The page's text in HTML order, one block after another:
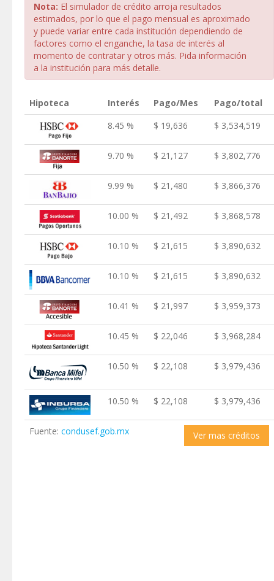
Nota: El simulador de crédito arroja resultados
estimados, por lo que el pago mensual es aproximado
y puede variar entre cada institución dependiendo de
factores como el enganche, la tasa de interés al
momento de contratar y otros más. Pida información
a la institución para más detalle.
Hipoteca Interés Pago/Mes
Pago/total
8.45 %
$ 19,636 $ 3,534,519
9.70 % $ 21,127 $ 3,802,776
9.99 % $ 21,480 $ 3,866,376
10.00 % $ 21,492 $ 3,868,578
10.10 % $ 21,615 $ 3,890,632
10.10 % $ 21,615 $ 3,890,632
10.41 % $ 21,997 $ 3,959,373
10.45 % $ 22,046 $ 3,968,284
10.50 % $ 22,108 $ 3,979,436
10.50 % $ 22,108 $ 3,979,436
Fuente: condusef.gob.mx Ver mas créditos